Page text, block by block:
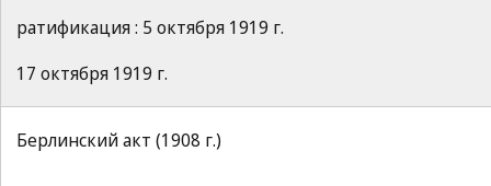
ратификация : 5 октября 1919 г.
17 октября 1919 г.
Берлинский акт (1908 г.)